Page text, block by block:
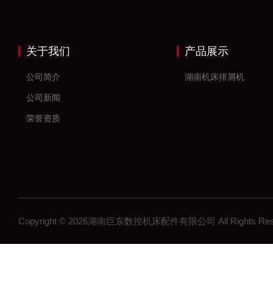
关于我们
公司简介
公司新闻
荣誉资质
产品展示
湖南机床排屑机
Copyright © 2026湖南巨东数控机床配件有限公司 All Rights